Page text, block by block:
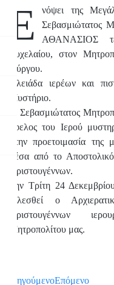
Ε
νόψει της
Σεβασμιώτατος
ΑΘΑΝΑΣΙΟΣ
Ευχελαίου, στον
Πύργου.
Πλειάδα ιερέων και
Μυστήριο.
Ο Σεβασμιώτατος
όφελος του Ιερού
στην προετοιμασία
μέσα από το
Χριστουγέννων.
Την Τρίτη 24
τελεσθεί ο
Χριστουγέννων
Μητροπολίτου μας.
ΠροηγούμενοΕπόμενο